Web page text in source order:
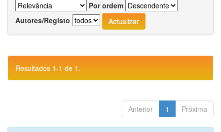
Por ordem
Autores/Registo
Resultados 1-1 de 1.
Anterior 1 Próxima